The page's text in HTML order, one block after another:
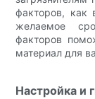
факторов, как
желаемое
факторов
материал для
Настройка и